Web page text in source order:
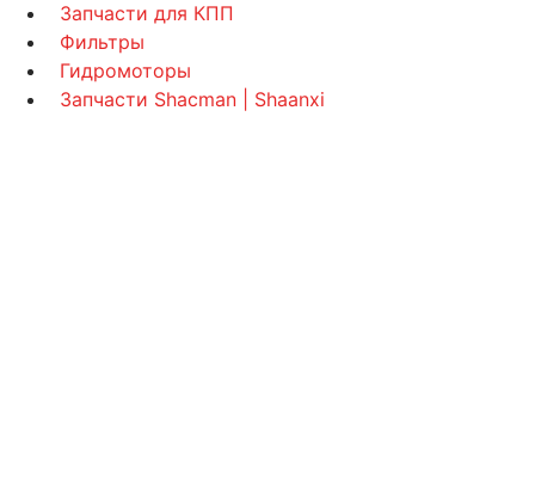
Запчасти для КПП
Фильтры
Гидромоторы
Запчасти Shacman | Shaanxi